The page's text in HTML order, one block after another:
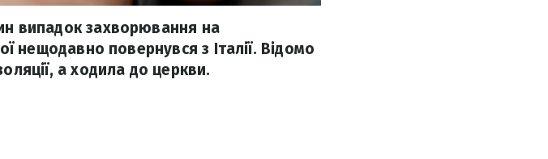
випадок захворювання на
нещодавно повернувся з Італії. Відомо
а ходила до церкви.